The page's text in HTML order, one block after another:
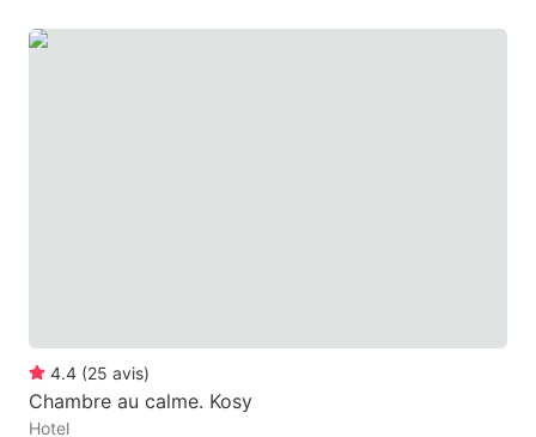
4.4 (25 avis)
Chambre au calme. Kosy
Hotel